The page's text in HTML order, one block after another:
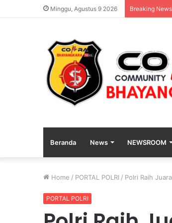
Minggu, Agustus 9 2026 Breaking News
Beranda News NEWSROOM
Home / PORTAL POLRI / Polri Raih
PORTAL POLRI